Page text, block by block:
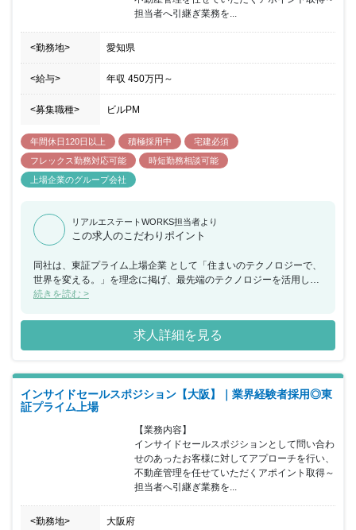
へ引き継ぎ、入社半年ほどを目安に、提案や契約業務などにも挑戦
していただきます。アポイント取得率向上のため、毎日みんなで作
戦会議を実施するなど毎日30分～1時間ほどオンライン会議を行な
い、どんなお客様と電話したか、どんな流れでアポイントを取得で
きたかなどを共有することでみんなのノウハウを学べる環境です。
また、5日以上の連続休暇取得可能であり、有休取得率：83.1％ 、
育休復帰率：100% の実績もあるため、プライベートも大切にしな
がら働ける環境です。
担当者へ引継ぎ業務を...
<勤務地> 愛知県
<給与> 年収 450万円 ～
<募集職種> ビルPM
年間休日120日以上 積極採用中
宅建必須
フレックス勤務対応可能
時短勤務相談可能
上場企業のグループ会社
リアルエステートWORKS担当者より
この求人のこだわりポイント
同社は、東証プライム上場企業 として「住まいのテクノロジーで、
世界を変える。」を理念に掲げ、最先端のテクノロジーを活用し、
暮らしに新たな可能性や価値を与えるべく、IoT賃貸経営プラット
開しています。 今回、名古屋支店にてインサイドセールスポジショ
ンとして問い合わせのあったお客様に対してアプローチを行い、不
動産管理を任せていただくアポイント取得～担当者へ引継ぎ業務を
あったお客様へアプローチしますので基本反響営業となり、平均架
電数は1日100～200件です。 本業と並行して複数のマンションを保
有しているお客様が多く、家賃回収や清掃などの悩み等を解消でき
プライム上場企業であることや入居・退去・募集などの不動産管理
を効率的に行なえるアプリの提供を強みに1日1アポイントが目標に
行動していただきます。 アポイント取得後は、クロージング担当へ
引き継ぎ、入社半年ほどを目安に、提案や契約業務などにも挑戦し
ていただきます。アポイント取得率向上のため、毎日みんなで作戦
会議を実施するなど毎日30分～1時間ほどオンライン会議を行な
い、どんなお客様と電話したか、どんな流れでアポイントを取得で
続きを読む >
求人詳細を見る
インサイドセールスポジション【大阪】｜業界経験者採用◎東
証プライム上場
【業務内容】
インサイドセールスポジションとして問い合わ
せのあったお客様に対してアプローチを行い、
不動産管理を任せていただくアポイント取得～
担当者へ引継ぎ業務を...
<勤務地> 大阪府